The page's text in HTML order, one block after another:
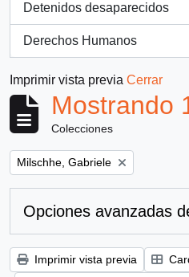
Detenidos desaparecidos
, 1 resultados
Derechos Humanos
, 1 resultados
Imprimir vista previa Cerrar
Mostrando
Colecciones
Remove filter:
Milschhe, Gabriele
Opciones avanzadas
Imprimir vista previa